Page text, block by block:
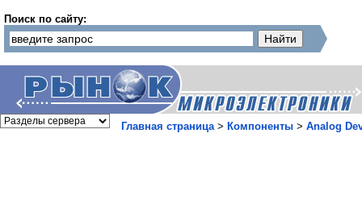
Поиск по сайту:
Главная страница> Компоненты > Analog